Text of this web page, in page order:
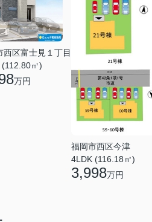
西区富士見１丁目
㎡)
万円
福岡市西区今津
4LDK (116.18㎡)
3,998万円